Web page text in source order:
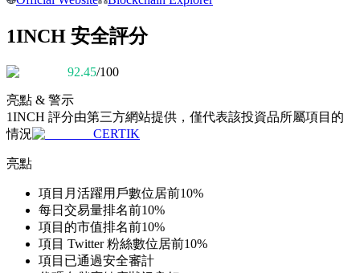
坐享盈利分成和跟單分傭
包含交易情況等的大數據分析
1INCH 安全評分
92.45/100
亮點 & 警示
1INCH 評分由第三方網站提供，僅代表該投資品所屬項目的
情況
CERTIK
亮點
項目月活躍用戶數位居前10%
每日交易量排名前10%
項目的市值排名前10%
項目 Twitter 粉絲數位居前10%
項目已通過安全審計